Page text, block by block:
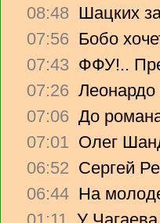
08:48 Шацких
07:56 Бобо
07:43 ФФУ!..
07:26
07:06 До
07:01 Олег
06:52 Сергей
06:44 На